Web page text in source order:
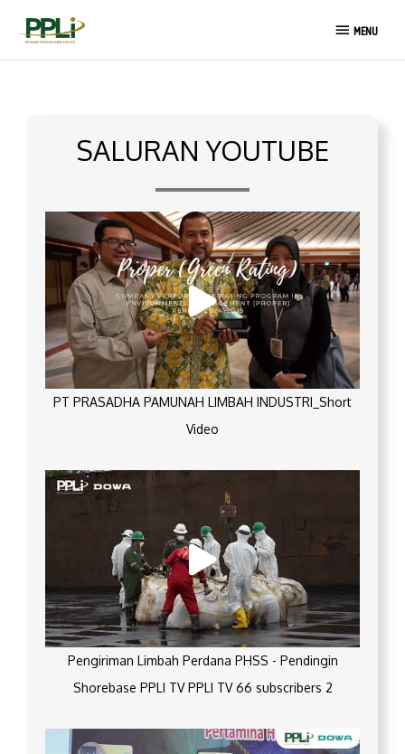
MENU
MENU
SALURAN YOUTUBE
PT PRASADHA PAMUNAH LIMBAH INDUSTRI_Short
Video
Pengiriman Limbah Perdana PHSS - Pendingin
Shorebase PPLI TV PPLI TV 66 subscribers 2